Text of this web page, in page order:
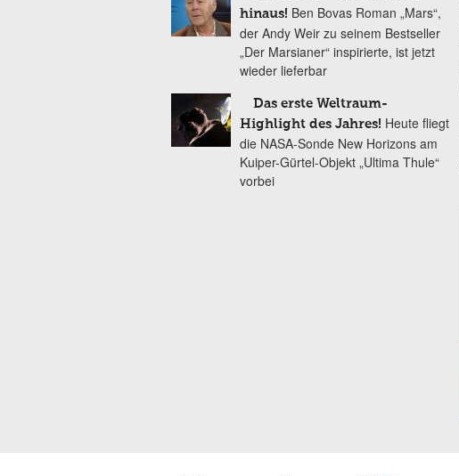
hinaus! Ben Bovas Roman „Mars“,
der Andy Weir zu seinem Bestseller
„Der Marsianer“ inspirierte, ist jetzt
wieder lieferbar
Das erste Weltraum-
Highlight des Jahres! Heute fliegt
die NASA-Sonde New Horizons am
Kuiper-Gürtel-Objekt „Ultima Thule“
vorbei